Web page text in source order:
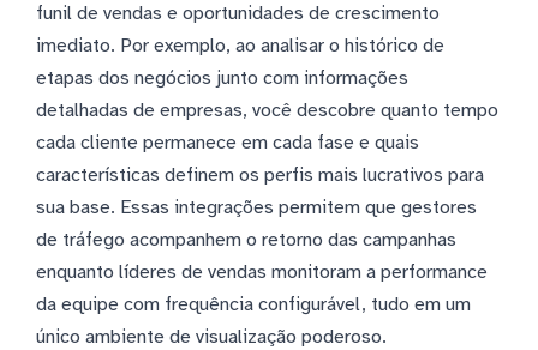
funil de vendas e oportunidades de crescimento
imediato. Por exemplo, ao analisar o histórico de
etapas dos negócios junto com informações
detalhadas de empresas, você descobre quanto tempo
cada cliente permanece em cada fase e quais
características definem os perfis mais lucrativos para
sua base. Essas integrações permitem que gestores
de tráfego acompanhem o retorno das campanhas
enquanto líderes de vendas monitoram a performance
da equipe com frequência configurável, tudo em um
único ambiente de visualização poderoso.